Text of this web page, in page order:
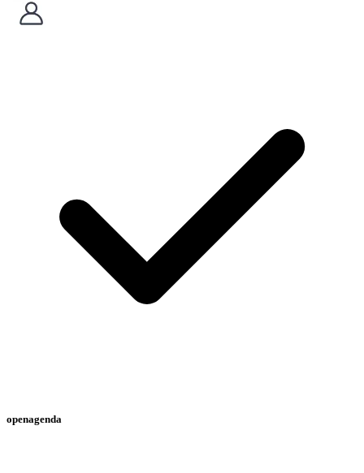
openagenda